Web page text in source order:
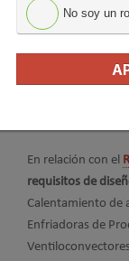
En relación con el
requisitos de
Calentamiento de
Enfriadoras de
No soy un